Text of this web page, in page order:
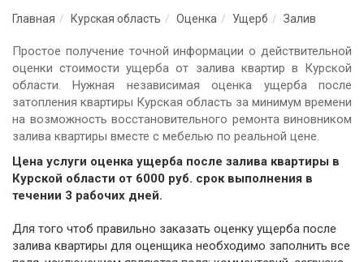
Главная Курская область Оценка Ущерб Залив
Простое получение точной информации о действительной
оценки стоимости ущерба от залива квартир в Курской
области. Нужная независимая оценка ущерба после
затопления квартиры Курская область за минимум времени
на возможность восстановительного ремонта виновником
залива квартиры вместе с мебелью по реальной цене.
Цена услуги оценка ущерба после залива квартиры в
Курской области от 6000 руб. cрок выполнения в
течении 3 рабочих дней.
Для того чтоб правильно заказать оценку ущерба после
залива квартиры для оценщика необходимо заполнить все